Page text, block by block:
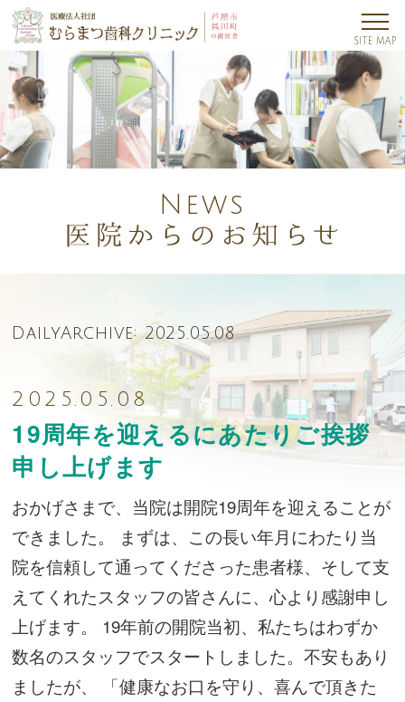
News
DailyArchive:2025.05.08
2025.05.08
19周年を迎えるにあたりご挨拶
申し上げます
おかげさまで、当院は開院19周年を迎えることが
できました。 まずは、この長い年月にわたり当
院を信頼して通ってくださった患者様、そして支
えてくれたスタッフの皆さんに、心より感謝申し
上げます。 19年前の開院当初、私たちはわずか
数名のスタッフでスタートしました。不安もあり
ましたが、 「健康なお口を守り、喜んで頂きた